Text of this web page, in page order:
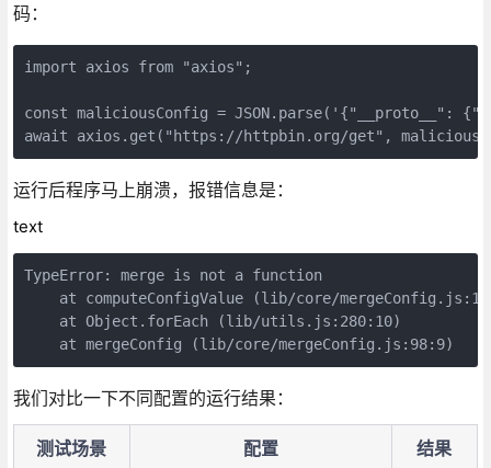
码：
import axios from "axios";
const maliciousConfig = JSON.parse('{"__proto__":
await axios.get("https://httpbin.org/get",
运行后程序马上崩溃，报错信息是：
text
TypeError: merge is not a function
at computeConfigValue (lib/core/
    at Object.forEach (lib/utils.js:280:10)
    at mergeConfig (lib/core/mergeConfig.js:98:9)
我们对比一下不同配置的运行结果：
测试场景 配置 结果